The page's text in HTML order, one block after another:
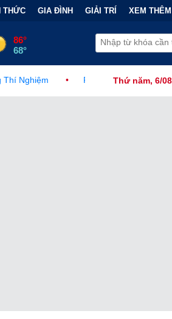
THỨC GIA ĐÌNH GIẢI TRÍ XEM
Thứ năm, 6/
Chính Thức Ban Hành Lệnh Cấm Robot